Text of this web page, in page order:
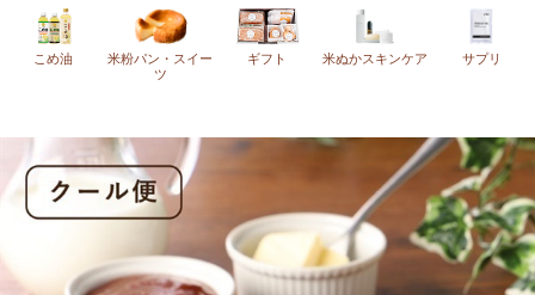
こめ油
米粉パン・スイー
ツ
ギフト 米ぬかスキンケア サプリ